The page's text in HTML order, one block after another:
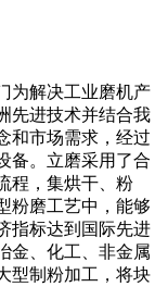
为解决工业磨机产
先进技术并结合我
和市场需求，经过
备。立磨采用了合
程，集烘干、粉
粉磨工艺中，能够
指标达到国际先进
金、化工、非金属
型制粉加工，将块